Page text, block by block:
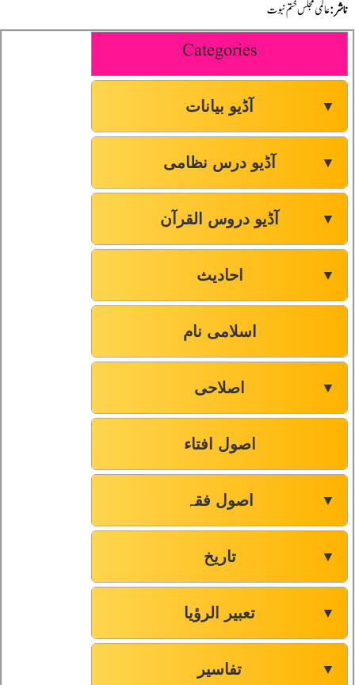
ناشر:عالمی مجلس ختم نبوت
Categories
آڈیو بیانات ▼
آڈیو درس نظامی ▼
آڈیو دروس القرآن ▼
احادیث ▼
اسلامی نام
اصلاحی ▼
اصول افتاء
اصول فقہ ▼
تاریخ ▼
تعبیر الرؤیا ▼
تفاسیر ▼